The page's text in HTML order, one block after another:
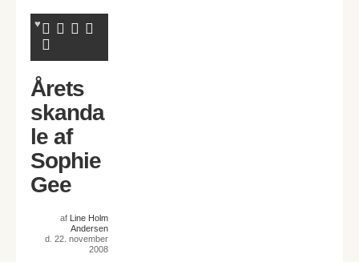
Årets
skanda
le af
Sophie
Gee
af Line Holm
Andersen
d. 22. november
2008